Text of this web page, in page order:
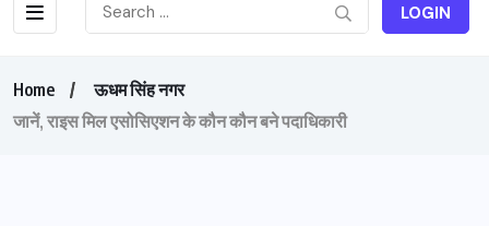
LOGIN
Home
ऊधम सिंह नगर
जानें, राइस मिल एसोसिएशन के कौन कौन बने पदाधिकारी